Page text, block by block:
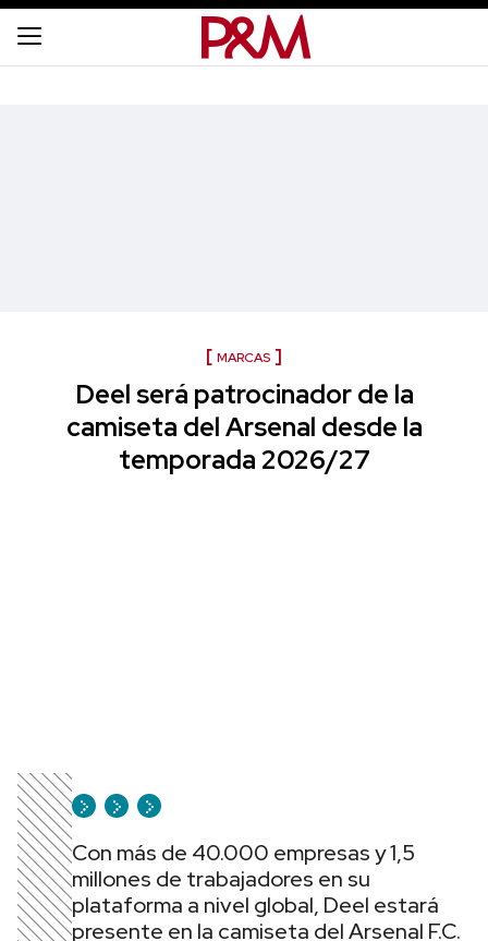
MARCAS
Deel será patrocinador de la
camiseta del Arsenal desde la
temporada 2026/27
Con más de 40.000 empresas y 1,5
millones de trabajadores en su
plataforma a nivel global, Deel estará
presente en la camiseta del Arsenal F.C.